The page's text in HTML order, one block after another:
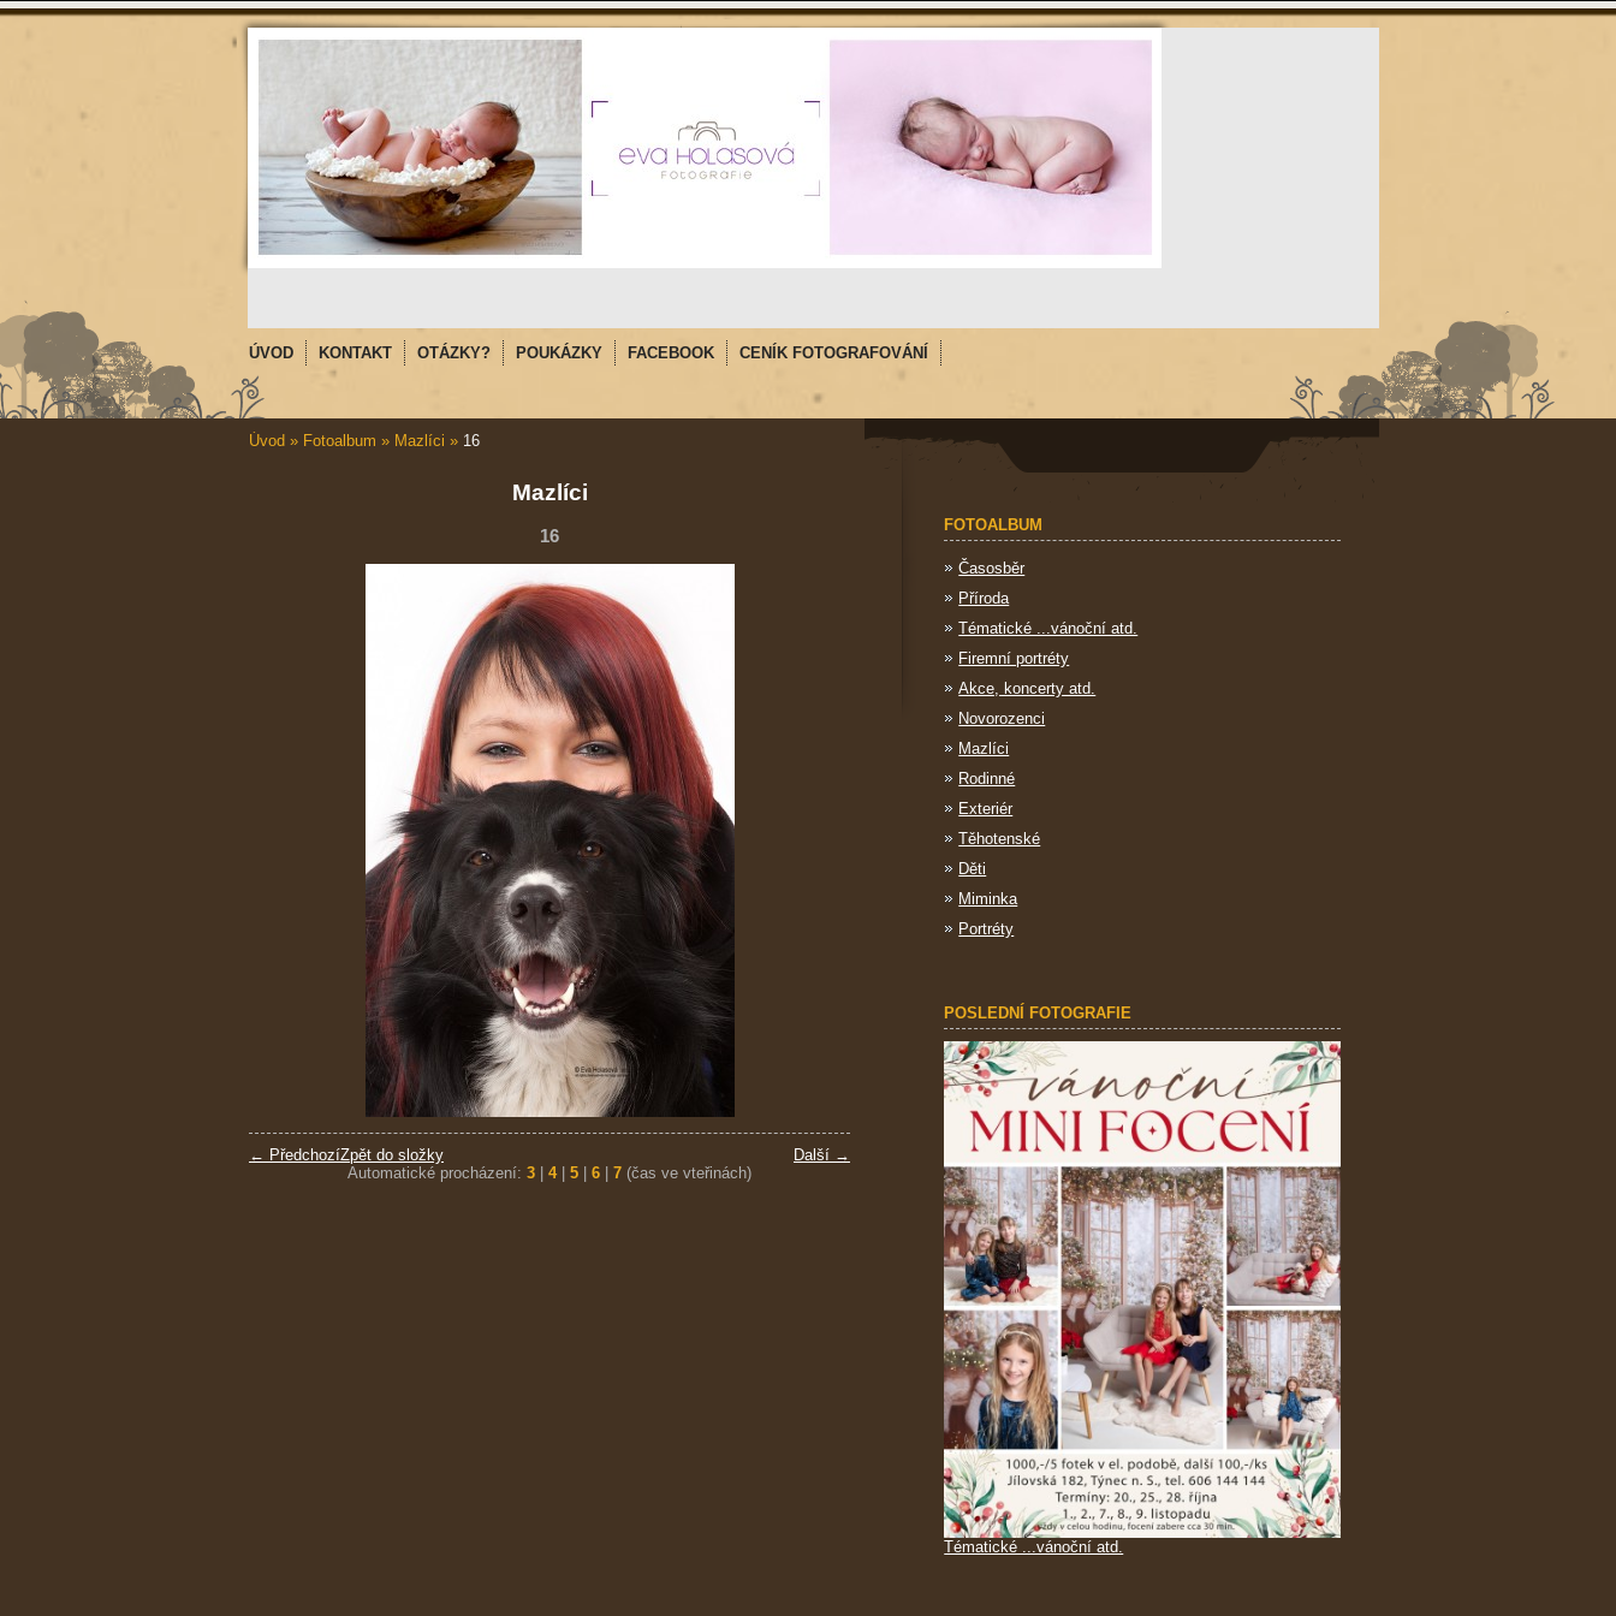
ÚVOD KONTAKT OTÁZKY? POUKÁZKY FACEBOOK CENÍK FOTOGRAFOVÁNÍ
Úvod » Fotoalbum » Mazlíci » 16
Mazlíci
16
← Předchozí Další →
Zpět do složky
Automatické procházení: 3 | 4| 5 | 6 | 7 (čas ve vteřinách)
FOTOALBUM
Časosběr
Příroda
Tématické ...vánoční atd.
Firemní portréty
Akce, koncerty atd.
Novorozenci
Mazlíci
Rodinné
Exteriér
Těhotenské
Děti
Miminka
Portréty
POSLEDNÍ FOTOGRAFIE
Tématické ...vánoční atd.